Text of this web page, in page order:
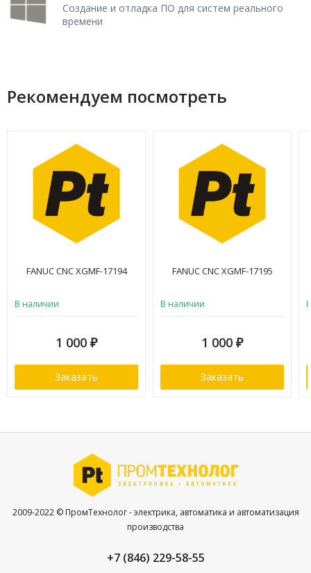
Создание и отладка ПО для систем реального
времени
Рекомендуем посмотреть
FANUC CNC XGMF-17194
В наличии
1 000 ₽
Заказать
FANUC CNC XGMF-17195
В наличии
1 000 ₽
Заказать
2009-2022 © ПромТехнолог - электрика, автоматика и автоматизация
производства
+7 (846) 229-58-55